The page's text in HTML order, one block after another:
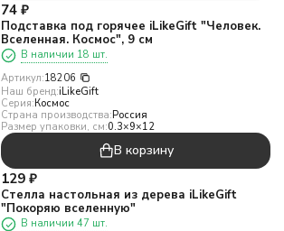
74 ₽
Подставка под горячее iLikeGift "Человек.
Вселенная. Космос", 9 см
В наличии 18 шт.
Артикул:18206
Наш бренд:iLikeGift
Серия:Космос
Страна производства:Россия
Размер упаковки, см:0.3×9×12
В корзину
129 ₽
Стелла настольная из дерева iLikeGift
"Покоряю вселенную"
В наличии 47 шт.